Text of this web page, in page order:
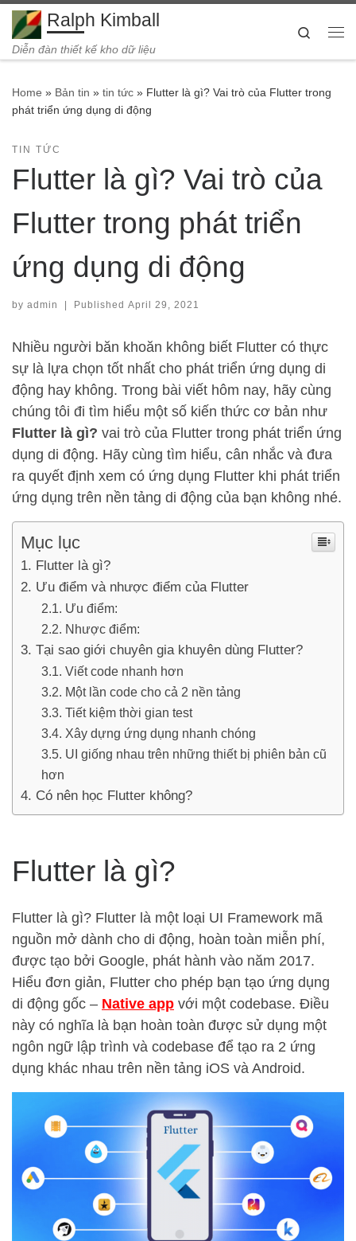
Skip to content
Ralph Kimball
Diễn đàn thiết kế kho dữ liệu
Search
Home » Bản tin » tin tức » Flutter là gì? Vai trò của Flutter trong
phát triển ứng dụng di động
TIN TỨC
Flutter là gì? Vai trò của
Flutter trong phát triển
ứng dụng di động
by admin Published April 29, 2021
Nhiều người băn khoăn không biết Flutter có thực
sự là lựa chọn tốt nhất cho phát triển ứng dụng di
động hay không. Trong bài viết hôm nay, hãy cùng
chúng tôi đi tìm hiểu một số kiến thức cơ bản như
Flutter là gì? vai trò của Flutter trong phát triển ứng
dụng di động. Hãy cùng tìm hiểu, cân nhắc và đưa
ra quyết định xem có ứng dụng Flutter khi phát triển
ứng dụng trên nền tảng di động của bạn không nhé.
Mục lục
Flutter là gì?
Ưu điểm và nhược điểm của Flutter
Ưu điểm:
Nhược điểm:
Tại sao giới chuyên gia khuyên dùng Flutter?
Viết code nhanh hơn
Một lần code cho cả 2 nền tảng
Tiết kiệm thời gian test
Xây dựng ứng dụng nhanh chóng
UI giống nhau trên những thiết bị phiên bản cũ
hơn
Có nên học Flutter không?
Flutter là gì?
Flutter là gì? Flutter là một loại UI Framework mã
nguồn mở dành cho di động, hoàn toàn miễn phí,
được tạo bởi Google, phát hành vào năm 2017.
Hiểu đơn giản, Flutter cho phép bạn tạo ứng dụng
di động gốc – Native app với một codebase. Điều
này có nghĩa là bạn hoàn toàn được sử dụng một
ngôn ngữ lập trình và codebase để tạo ra 2 ứng
dụng khác nhau trên nền tảng iOS và Android.